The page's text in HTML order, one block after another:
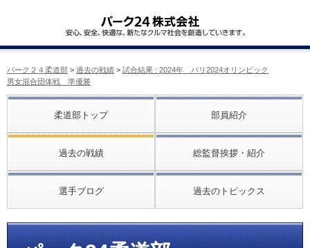
パーク２４柔道部 > 過去の戦績 > 試合結果 : 2024年 パリ2024オリンピック
男女混合団体戦 準優勝
柔道部トップ 部員紹介
過去の戦績 総監督挨拶・紹介
選手ブログ 過去のトピックス